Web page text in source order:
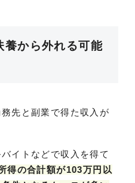
養から外れる可能
先と副業で得た収入が
イトなどで収入を得て
得の合計額が103万円以